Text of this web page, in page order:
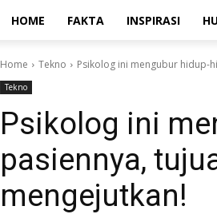
HOME FAKTA INSPIRASI
Home Tekno Psikolog ini mengubur hidup-
Tekno
Psikolog ini
pasiennya,
mengejutkan!